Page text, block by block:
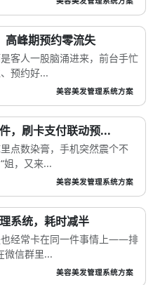
高峰期预约零流失
客人一股脑涌进来，前台手忙
预约好...
美容美发管理系统方案
，刷卡支付联动预...
点数染膏，手机突然震个不
姐，又来...
美容美发管理系统方案
系统，耗时减半
也经常卡在同一件事情上——排
微信群里...
美容美发管理系统方案